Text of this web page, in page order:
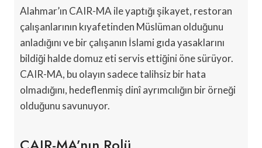
Alahmar’ın CAIR-MA ile yaptığı şikayet, restoran
çalışanlarının kıyafetinden Müslüman olduğunu
anladığını ve bir çalışanın İslami gıda yasaklarını
bildiği halde domuz eti servis ettiğini öne sürüyor.
CAIR-MA, bu olayın sadece talihsiz bir hata
olmadığını, hedeflenmiş dinî ayrımcılığın bir örneği
olduğunu savunuyor.